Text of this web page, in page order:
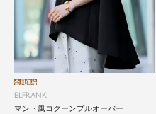
ELFRANK
マント風コクーンプルオーバー
会員価格